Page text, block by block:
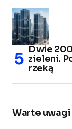
Dwie
zieleni.
rzeką
Warte uwagi